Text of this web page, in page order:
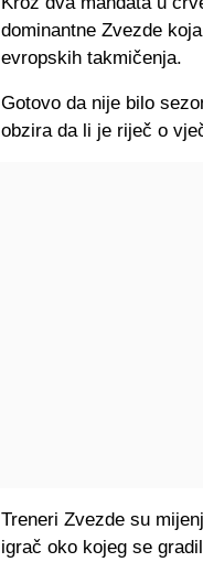
dominantne Zvezde
evropskih takmičenja.
Gotovo da nije bilo
obzira da li je riječ o
Treneri Zvezde su
igrač oko kojeg se